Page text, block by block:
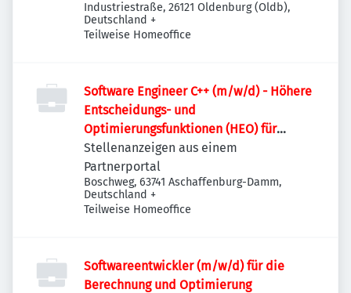
Industriestraße, 26121 Oldenburg (Oldb),
Deutschland +
Teilweise Homeoffice
Software Engineer C++ (m/w/d) - Höhere
Entscheidungs- und
Optimierungsfunktionen (HEO) für
Stromnetze
Stellenanzeigen aus einem
Partnerportal
Boschweg, 63741 Aschaffenburg-Damm,
Deutschland +
Teilweise Homeoffice
Softwareentwickler (m/w/d) für die
Berechnung und Optimierung